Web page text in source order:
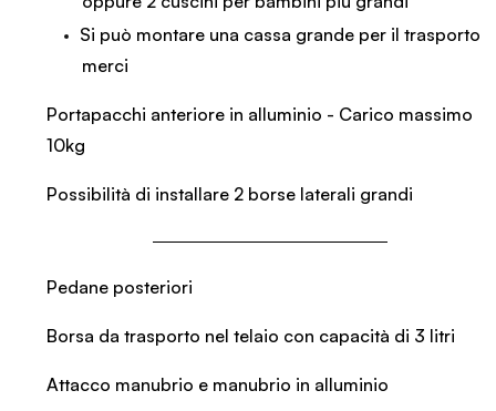
Si può montare una cassa grande per il trasporto
merci
Portapacchi anteriore in alluminio - Carico massimo
10kg
Possibilità di installare 2 borse laterali grandi
Pedane posteriori
Borsa da trasporto nel telaio con capacità di 3 litri
Attacco manubrio e manubrio in alluminio